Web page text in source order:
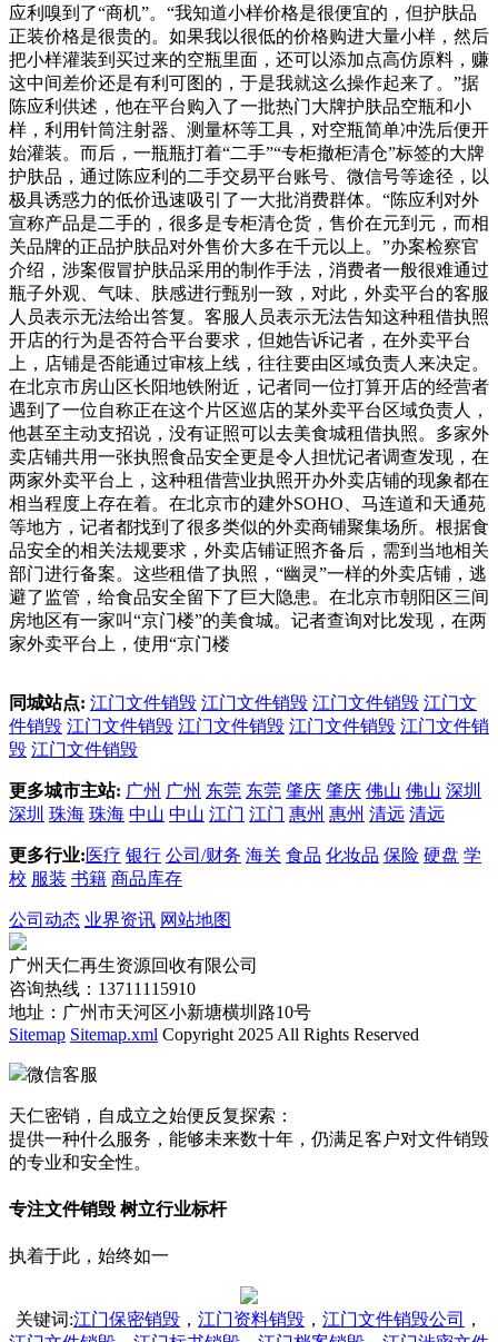
应利嗅到了“商机”。“我知道小样价格是很便宜的，但护肤品
正装价格是很贵的。如果我以很低的价格购进大量小样，然后
把小样灌装到买过来的空瓶里面，还可以添加点高仿原料，赚
这中间差价还是有利可图的，于是我就这么操作起来了。”据
陈应利供述，他在平台购入了一批热门大牌护肤品空瓶和小
样，利用针筒注射器、测量杯等工具，对空瓶简单冲洗后便开
始灌装。而后，一瓶瓶打着“二手”“专柜撤柜清仓”标签的大牌
护肤品，通过陈应利的二手交易平台账号、微信号等途径，以
极具诱惑力的低价迅速吸引了一大批消费群体。“陈应利对外
宣称产品是二手的，很多是专柜清仓货，售价在元到元，而相
关品牌的正品护肤品对外售价大多在千元以上。”办案检察官
介绍，涉案假冒护肤品采用的制作手法，消费者一般很难通过
瓶子外观、气味、肤感进行甄别一致，对此，外卖平台的客服
人员表示无法给出答复。客服人员表示无法告知这种租借执照
开店的行为是否符合平台要求，但她告诉记者，在外卖平台
上，店铺是否能通过审核上线，往往要由区域负责人来决定。
在北京市房山区长阳地铁附近，记者同一位打算开店的经营者
遇到了一位自称正在这个片区巡店的某外卖平台区域负责人，
他甚至主动支招说，没有证照可以去美食城租借执照。多家外
卖店铺共用一张执照食品安全更是令人担忧记者调查发现，在
两家外卖平台上，这种租借营业执照开办外卖店铺的现象都在
相当程度上存在着。在北京市的建外SOHO、马连道和天通苑
等地方，记者都找到了很多类似的外卖商铺聚集场所。根据食
品安全的相关法规要求，外卖店铺证照齐备后，需到当地相关
部门进行备案。这些租借了执照，“幽灵”一样的外卖店铺，逃
避了监管，给食品安全留下了巨大隐患。在北京市朝阳区三间
房地区有一家叫“京门楼”的美食城。记者查询对比发现，在两
家外卖平台上，使用“京门楼
同城站点: 江门文件销毁 江门文件销毁 江门文件销毁 江门文
件销毁 江门文件销毁 江门文件销毁 江门文件销毁 江门文件销
毁 江门文件销毁
更多城市主站: 广州 广州 东莞 东莞 肇庆 肇庆 佛山 佛山 深圳
深圳 珠海 珠海 中山 中山 江门 江门 惠州 惠州 清远 清远
更多行业:医疗 银行 公司/财务 海关 食品 化妆品 保险 硬盘 学
校 服装 书籍 商品库存
公司动态 业界资讯 网站地图
广州天仁再生资源回收有限公司
咨询热线：13711115910
地址：广州市天河区小新塘横圳路10号
Sitemap Sitemap.xml Copyright 2025 All Rights Reserved
微信客服
天仁密销，自成立之始便反复探索：
提供一种什么服务，能够未来数十年，仍满足客户对文件销毁
的专业和安全性。
专注文件销毁 树立行业标杆
执着于此，始终如一
关键词:江门保密销毁 ， 江门资料销毁 ， 江门文件销毁公司
，